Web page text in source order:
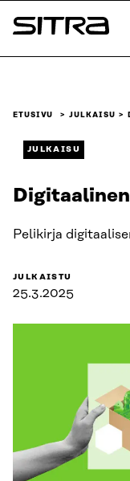
Siirry
suoraan
Sitra
ETUSIVU JULKAISU
JULKAISU
Pelikirja
JULKAISTU
25.3.2025